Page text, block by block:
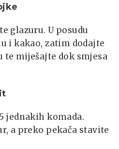
glazuru. U posudu
i kakao, zatim dodajte
te miješajte dok smjesa
jednakih komada.
a preko pekača stavite